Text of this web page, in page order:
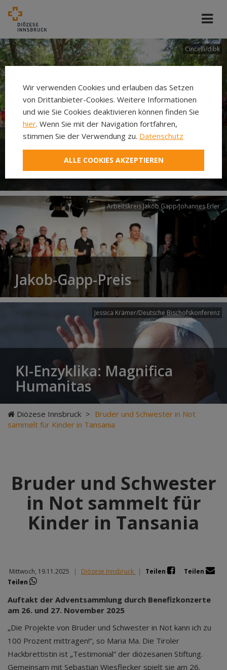
Cincelli/dibk
Neuer Pilgerweg Via
Laudato si’
Arbeitskreis Jakob Gapp/Johannes Erler
Jakob-Gapp-Preis
Jessica Krämer/Deutsche Bischofskonferenz
KI-Enzyklika: Magnifica
Humanitas
Diözese Innsbruck > Bruder und Schwester in Not
sammelt für Kinder in Tansania
Bruder und Schwester
in Not sammelt für
Kinder in Tansania
Mittwoch, 19.11.2025 | Diözese Innsbruck | Teilen
Teilen
Teilen
Auftakt der Adventsammlung durch Benefizkonzerte
am 26. und 27. November 2025
„Die Projekte von Bruder und Schwester in Not kann ich zu
100 Prozent mittragen!“, so Maria Ma. Die Tiroler
Hackbrettistin ist „Testimonial“ der diözesanen Stiftung.
Gemeinsam mit Sebastian Wiesflecker spielt sie am 26.
Wir verwenden Cookies und erlauben das Setzen
von Drittanbieter-Cookies. Weitere Informationen
und wie Sie Cookies deaktivieren können finden Sie
hier. Wenn Sie mit der Navigation fortfahren,
stimmen Sie der Verwendung zu. Datenschutz
ALLE COOKIES AKZEPTIEREN